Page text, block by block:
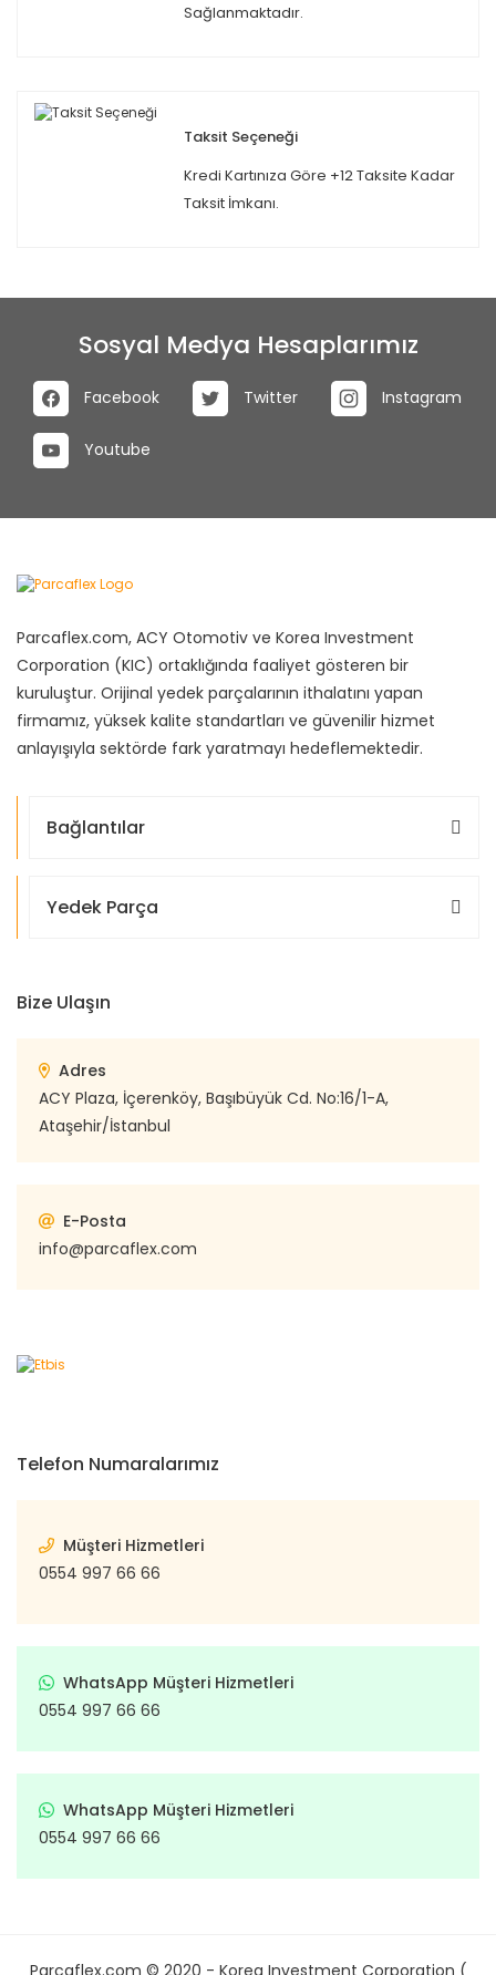
Sağlanmaktadır.
Taksit Seçeneği
Kredi Kartınıza Göre +12 Taksite Kadar
Taksit İmkanı.
Sosyal Medya Hesaplarımız
Facebook Twitter Instagram
Youtube
Parcaflex.com, ACY Otomotiv ve Korea Investment
Corporation (KIC) ortaklığında faaliyet gösteren bir
kuruluştur. Orijinal yedek parçalarının ithalatını yapan
firmamız, yüksek kalite standartları ve güvenilir hizmet
anlayışıyla sektörde fark yaratmayı hedeflemektedir.
Bağlantılar
Yedek Parça
Bize Ulaşın
Adres
ACY Plaza, İçerenköy, Başıbüyük Cd. No:16/1-A,
Ataşehir/İstanbul
E-Posta
info@parcaflex.com
Telefon Numaralarımız
Müşteri Hizmetleri
0554 997 66 66
WhatsApp Müşteri Hizmetleri
0554 997 66 66
WhatsApp Müşteri Hizmetleri
0554 997 66 66
Parcaflex.com © 2020 - Korea Investment Corporation (